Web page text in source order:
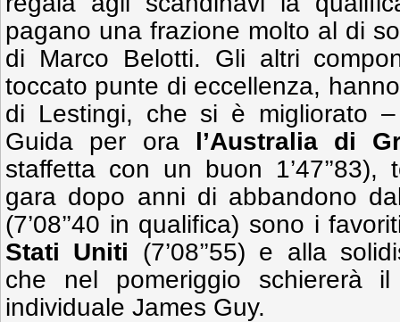
pagano una frazione molto al di
di Marco Belotti. Gli altri
toccato punte di eccellenza,
di Lestingi, che si è migliorato
Guida per ora l’Australia di
staffetta con un buon
gara dopo anni di abbandono
(7’08’’40 in qualifica) sono i
Stati Uniti (7’08’’55) e alla
che nel pomeriggio schiererà
individuale James Guy.